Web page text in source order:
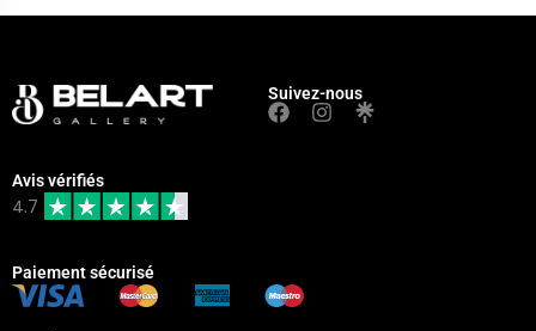
Suivez-nous
Avis vérifiés
4.7
Paiement sécurisé